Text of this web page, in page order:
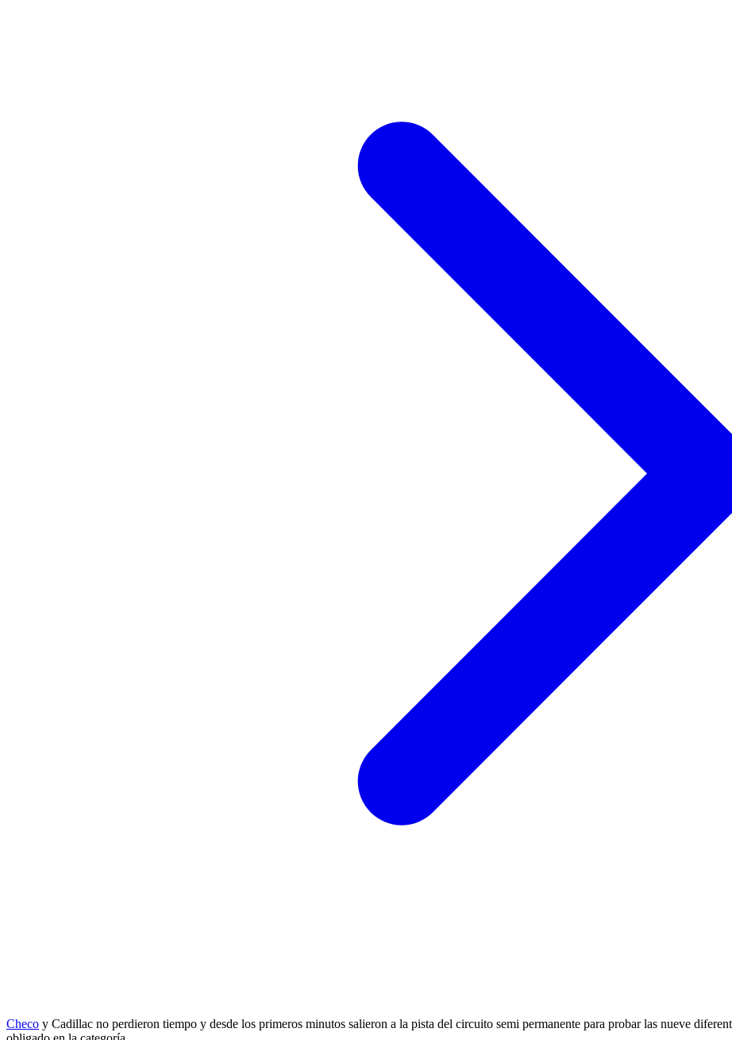
Checo y Cadillac no perdieron tiempo y desde los primeros minutos salieron a la pista del circuito semi permanente para probar las nueve